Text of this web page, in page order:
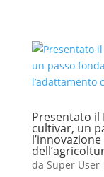
Presentato il
cultivar, un
da Super User